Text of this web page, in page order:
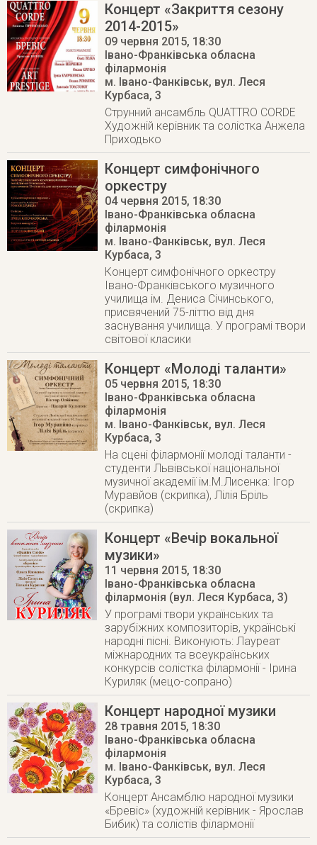
Концерт «Закриття сезону
2014-2015»
09 червня 2015, 18:30
Івано-Франківська обласна
філармонія
м. Івано-Фанківськ, вул. Леся
Курбаса, 3
Струнний ансамбль QUATTRO CORDE
Художній керівник та солістка Анжела
Приходько
Концерт симфонічного
оркестру
04 червня 2015, 18:30
Івано-Франківська обласна
філармонія
м. Івано-Фанківськ, вул. Леся
Курбаса, 3
Концерт симфонічного оркестру
Івано-Франківського музичного
училища ім. Дениса Січинського,
присвячений 75-літтю від дня
заснування училища. У програмі твори
світової класики
Концерт «Молоді таланти»
05 червня 2015, 18:30
Івано-Франківська обласна
філармонія
м. Івано-Фанківськ, вул. Леся
Курбаса, 3
На сцені філармонії молоді таланти -
студенти Львівської національної
музичної академії ім.М.Лисенка: Ігор
Муравйов (скрипка), Лілія Бріль
(скрипка)
Концерт «Вечір вокальної
музики»
11 червня 2015, 18:30
Івано-Франківська обласна
філармонія (вул. Леся Курбаса, 3)
У програмі твори українських та
зарубіжних композиторів, українські
народні пісні. Виконують: Лауреат
міжнародних та всеукраїнських
конкурсів солістка філармонії - Ірина
Куриляк (мецо-сопрано)
Концерт народної музики
28 травня 2015, 18:30
Івано-Франківська обласна
філармонія
м. Івано-Фанківськ, вул. Леся
Курбаса, 3
Концерт Ансамблю народної музики
«Бревіс» (художній керівник - Ярослав
Бибик) та солістів філармонії